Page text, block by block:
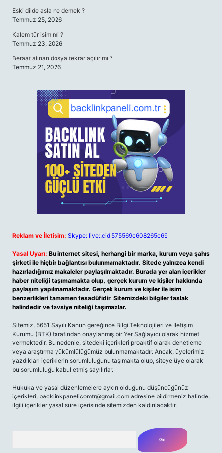
Eski dilde asla ne demek ?
Temmuz 25, 2026
Kalem tür isim mi ?
Temmuz 23, 2026
Beraat alınan dosya tekrar açılır mı ?
Temmuz 21, 2026
Reklam ve İletişim: Skype: live:.cid.575569c608265c69
Yasal Uyarı: Bu internet sitesi, herhangi bir marka, kurum veya şahıs
şirketi ile hiçbir bağlantısı bulunmamaktadır. Sitede yalnızca kendi
hazırladığımız makaleler paylaşılmaktadır. Burada yer alan içerikler
haber niteliği taşımamakta olup, gerçek kurum ve kişiler hakkında
paylaşım yapılmamaktadır. Gerçek kurum ve kişiler ile isim
benzerlikleri tamamen tesadüfidir. Sitemizdeki bilgiler taslak
halindedir ve tavsiye niteliği taşımazlar.
Sitemiz, 5651 Sayılı Kanun gereğince Bilgi Teknolojileri ve İletişim
Kurumu (BTK) tarafından onaylanmış bir Yer Sağlayıcı olarak hizmet
vermektedir. Bu nedenle, sitedeki içerikleri proaktif olarak denetleme
veya araştırma yükümlülüğümüz bulunmamaktadır. Ancak, üyelerimiz
yazdıkları içeriklerin sorumluluğunu taşımakta olup, siteye üye olarak
bu sorumluluğu kabul etmiş sayılırlar.
Hukuka ve yasal düzenlemelere aykırı olduğunu düşündüğünüz
içerikleri, backlinkpanelicomtr@gmail.com adresine bildirmeniz halinde,
ilgili içerikler yasal süre içerisinde sitemizden kaldırılacaktır.